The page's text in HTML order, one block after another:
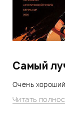
Самый
Очень
Читать